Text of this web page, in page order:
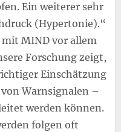
Ein weiterer sehr
(Hypertonie).“
MIND vor allem
Forschung zeigt,
Einschätzung
Warnsignalen –
werden können.
folgen oft